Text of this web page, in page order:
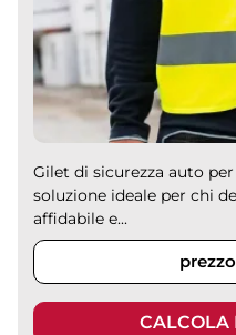
Gilet di sicurezza auto
soluzione ideale per chi
affidabile e...
CALCOLA